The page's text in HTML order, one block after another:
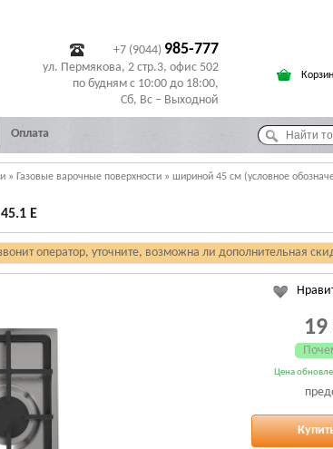
+7 (9044) 985-777
ул. Пермякова, 2 стр.3, офис 502
по будням с 10:00 до 18:00,
Сб, Вс – Выходной
Оплата
» Газовые варочные поверхности » шириной 45 см (условное
E
оператор, уточните, возможна ли дополнительная
Цена